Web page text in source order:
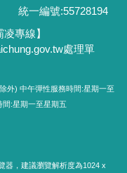
一編號:55728194
專線】
處理單
外) 中午彈性服務時間:星期一至
:星期一至星期五
器，建議瀏覽解析度為1024 x